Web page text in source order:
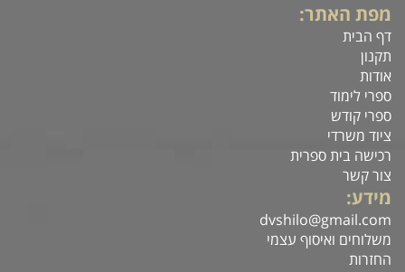
מפת האתר:
דף הבית
תקנון
אודות
ספרי לימוד
ספרי קודש
ציוד משרדי
רכישה בית ספרית
צור קשר
מידע:
dvshilo@gmail.com
משלוחים ואיסוף עצמי
החזרות